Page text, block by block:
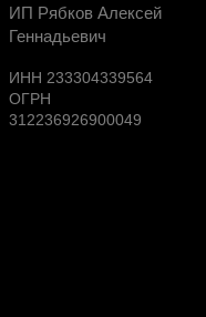
новых
ИП Рябков Алексей
Геннадьевич
ИНН 233304339564
ОГРН
312236926900049